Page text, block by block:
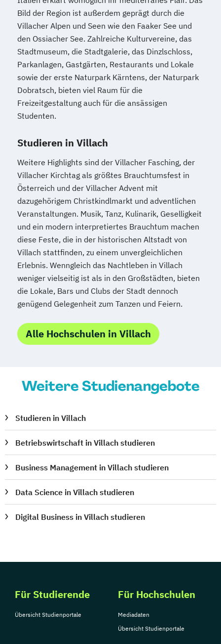
Medienmanagement
Medizinische Informatik
Medizintechnik
Modemanagement
Nachhaltiges Management
New Work
Online Marketing
Online Marketing (DE/EN)
Personalentwicklung
Personalmanagement
Personalmanagement (DE/EN)
Physiotherapie
Product Management (DE/EN)
Produktdesign
Projektmanagement (DE/EN)
Psychologie Public Health
Public Management
Public Management für
Verwaltungsfachangestellte
Public Relations und Kommunikation
Pädagogik Pädagogik
Bildungsberatung und Leitung
Robotics (DE/EN) Social Media
Software Engineering (EN)
Softwareentwicklung (DE/EN)
Soziale Arbeit
Sozialmanagement
Sozialpädagogik und Inklusion
Supply Chain Management
Wirtschaftsinformatik (DE/EN)
Wirtschaftsingenieurwesen
Wirtschaftsingenieurwesen Medizintechnik
Wirtschaftspsychologie (DE/EN)
Bild der Region ist außerdem geprägt durch die
Villacher Alpen und Seen wie den Faaker See und
den Ossiacher See. Zahlreiche Kulturvereine, das
Stadtmuseum, die Stadtgalerie, das Dinzlschloss,
Parkanlagen, Gastgärten, Restaurants und Lokale
sowie der erste Naturpark Kärntens, der Naturpark
Dobratsch, bieten viel Raum für die
Freizeitgestaltung auch für die ansässigen
Studenten.
Studieren in Villach
Weitere Highlights sind der Villacher Fasching, der
Villacher Kirchtag als größtes Brauchtumsfest in
Österreich und der Villacher Advent mit
dazugehörigem Christkindlmarkt und adventlichen
Veranstaltungen. Musik, Tanz, Kulinarik, Geselligkeit
und ein modern interpretiertes Brauchtum machen
diese Feste, die in der historischen Altstadt von
Villach stattfinden, zu einem unvergleichlichen
Erlebnis. Wenngleich das Nachtleben in Villach
weniger vielseitig ist als in den Großstädten, bieten
die Lokale, Bars und Clubs der Stadt dennoch
genügend Gelegenheit zum Tanzen und Feiern.
Alle Hochschulen in Villach
Weitere Studienangebote
Studieren in Villach
Betriebswirtschaft in Villach studieren
Business Management in Villach studieren
Data Science in Villach studieren
Digital Business in Villach studieren
Für Studierende
Übersicht Studienportale
Für Hochschulen
Mediadaten
Übersicht Studienportale